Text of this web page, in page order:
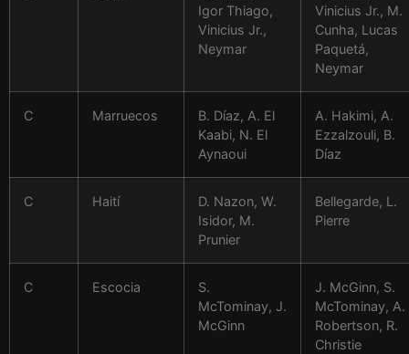
Igor Thiago,
Vinicius Jr.,
Neymar
Vinicius Jr., M.
Cunha, Lucas
Paquetá,
Neymar
C Marruecos
B. Díaz, A. El
Kaabi, N. El
Aynaoui
A. Hakimi, A.
Ezzalzouli, B.
Díaz
C Haití
D. Nazon, W.
Isidor, M.
Prunier
Bellegarde, L.
Pierre
C Escocia
S.
McTominay, J.
McGinn
J. McGinn, S.
McTominay, A.
Robertson, R.
Christie